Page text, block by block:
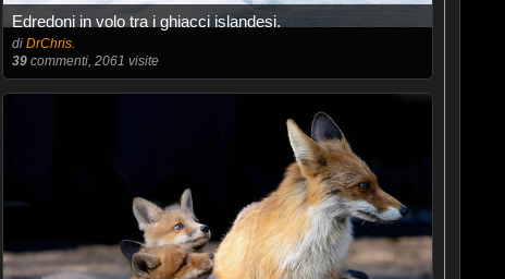
Edredoni in volo tra i ghiacci islandesi.
diDrChris.
39 commenti, 2061 visite